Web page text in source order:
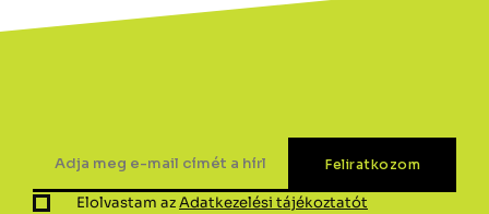
Elolvastam azAdatkezelési tájékoztatót